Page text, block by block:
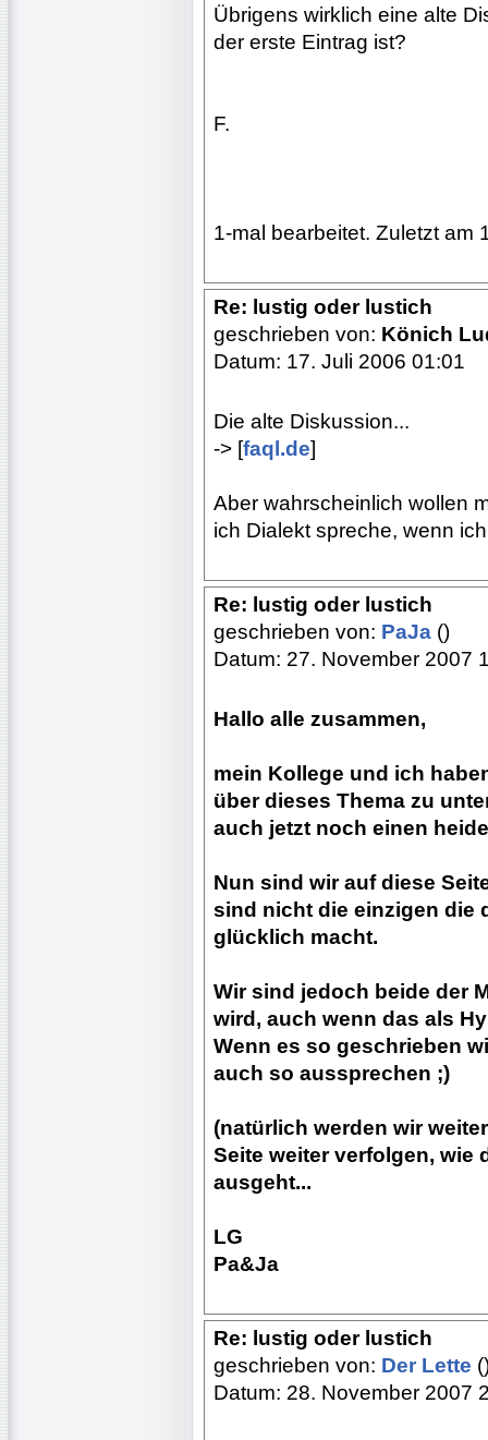
Übrigens wirklich eine alte
der erste Eintrag ist?
F.
1-mal bearbeitet. Zuletzt am
Re: lustig oder lustich
geschrieben von: Könich
Datum: 17. Juli 2006 01:01
Die alte Diskussion...
-> [faql.de]
Aber wahrscheinlich wollen
ich Dialekt spreche, wenn
Re: lustig oder lustich
geschrieben von: PaJa ()
Datum: 27. November 2007
Hallo alle zusammen,
mein Kollege und ich
über dieses Thema zu
auch jetzt noch einen
Nun sind wir auf diese
sind nicht die einzigen die
glücklich macht.
Wir sind jedoch beide der
wird, auch wenn das als
Wenn es so geschrieben
auch so aussprechen ;)
(natürlich werden wir
Seite weiter verfolgen, wie
ausgeht...
LG
Pa&Ja
Re: lustig oder lustich
geschrieben von: Der Lette
Datum: 28. November 2007